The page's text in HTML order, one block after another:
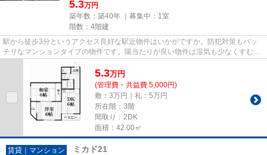
5.3万円
築年数：築40年 ｜募集中： 1室
階数：4階建
駅から徒歩3分というアクセス良好な駅近物件はいかがですか。防犯対策もバッ
チリなマンションタイプの物件です。陽当たりが良い物件は湿気も少なくすむの
で清潔さを保てます。東大阪市...
5.3万円
(管理費・共益費 5,000円)
敷：3万円｜礼：5万円
所在階：3階
間取り：2DK
面積：42.00㎡
賃貸｜マンション ミカド21